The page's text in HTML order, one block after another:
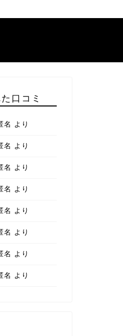
口コミ
名 より
名 より
名 より
名 より
名 より
名 より
名 より
名 より